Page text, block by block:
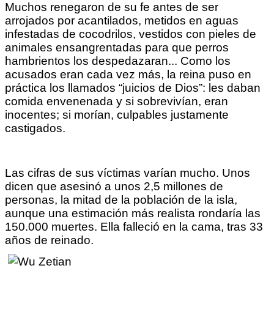
Muchos renegaron de su fe antes de ser
arrojados por acantilados, metidos en aguas
infestadas de cocodrilos, vestidos con pieles de
animales ensangrentadas para que perros
hambrientos los despedazaran... Como los
acusados eran cada vez más, la reina puso en
práctica los llamados “juicios de Dios”: les daban
comida envenenada y si sobrevivían, eran
inocentes; si morían, culpables justamente
castigados.
Las cifras de sus víctimas varían mucho. Unos
dicen que asesinó a unos 2,5 millones de
personas, la mitad de la población de la isla,
aunque una estimación más realista rondaría las
150.000 muertes. Ella falleció en la cama, tras 33
años de reinado.